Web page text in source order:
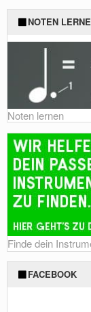
NOTEN
Noten lernen
Finde dein
FACEBOOK